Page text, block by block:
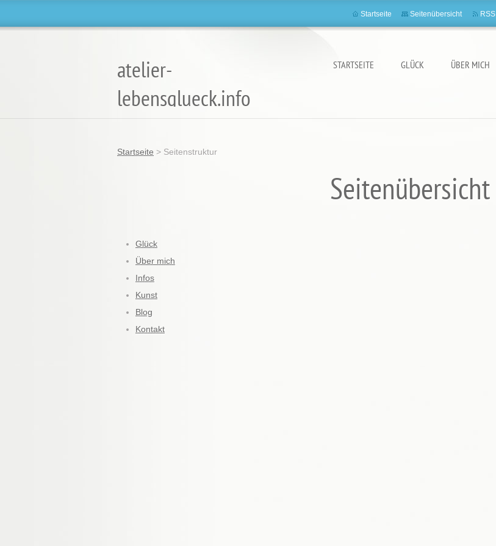
atelier-
lebensglueck.info
Glück ist deine Entscheidung
STARTSEITE GLÜCK ÜBER MICH
Startseite Seitenübersicht RSS
Startseite > Seitenstruktur
Seitenübersicht
Glück
Über mich
Infos
Kunst
Blog
Kontakt